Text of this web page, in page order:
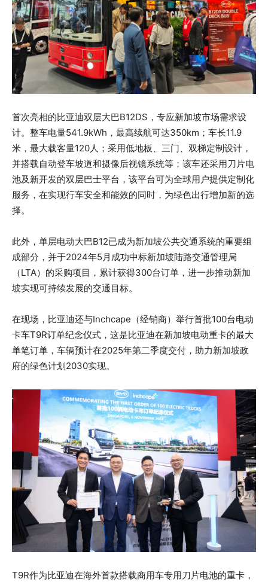
首次亮相的比亚迪双层大巴B12DS，专应新加坡市场需求设
计。整车电量541.9kWh，最高续航可达350km；车长11.9
米，最大载客量120人；采用低地板、三门、双梯定制设计，
并搭载自动登车坡道和摄像后视镜系统等；该车还采用刀片电
池及新开发的双层巴士平台，该平台可为全球用户提供定制化
服务，在实现行车安全和能效的同时，为绿色出行增加新的选
择。
此外，单层电动大巴B12已成为新加坡公共交通系统的重要组
成部分，并于2024年5月成功中标新加坡陆路交通管理局
（LTA）的采购项目，累计获得300台订单，进一步推动新加
坡实现可持续发展的交通目标。
在现场，比亚迪还与Inchcape（经销商）举行首批100台电动
卡车T9R订单纪念仪式，这是比亚迪在新加坡电动重卡的最大
单笔订单，车辆预计在2025年第二季度交付，助力新加坡政
府的绿色计划2030实现。
T9R作为比亚迪在海外首款搭载商用车专用刀片电池的重卡，